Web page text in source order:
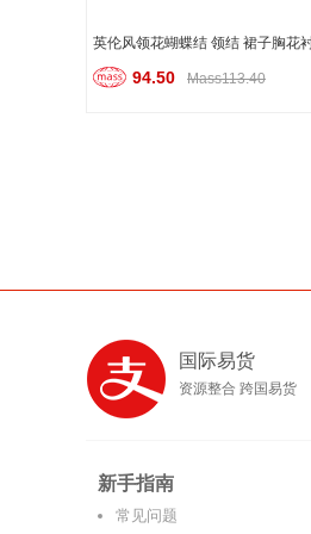
94.50 Mass113.40
国际易货
资源整合 跨国易货
新手指南
常见问题